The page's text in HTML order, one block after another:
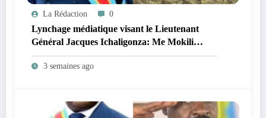
La Rédaction 0
Lynchage médiatique visant le Lieutenant
Général Jacques Ichaligonza: Me Mokili
Mungunuti David attend l’intervention
urgente du Chef de l’Etat !
3 semaines ago